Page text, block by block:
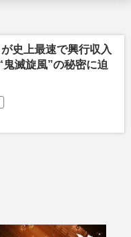
史上最速で興行収入
滅旋風”の秘密に迫